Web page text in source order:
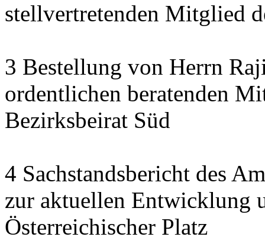
stellvertretenden Mitglied
3 Bestellung von Herrn
ordentlichen beratenden
Bezirksbeirat Süd
4 Sachstandsbericht des
zur aktuellen Entwicklung
Österreichischer Platz